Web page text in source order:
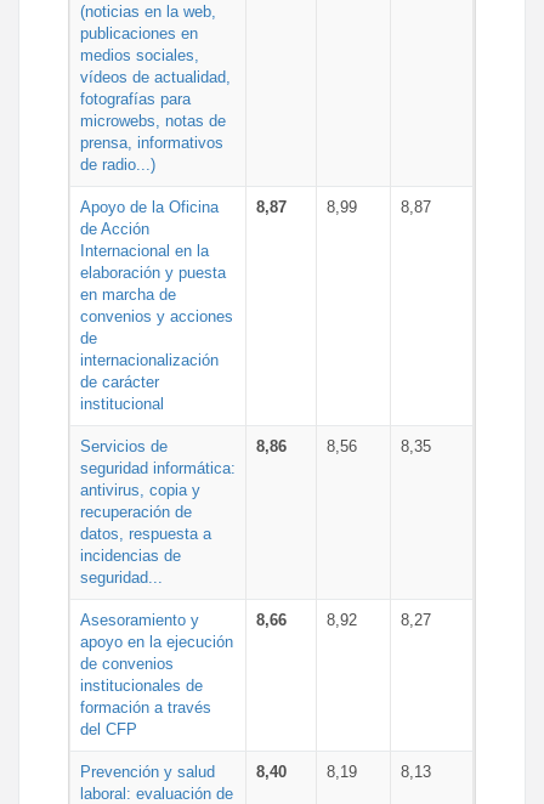
(noticias en la web,
publicaciones en
medios sociales,
vídeos de actualidad,
fotografías para
microwebs, notas de
prensa, informativos
de radio...)
Apoyo de la Oficina
de Acción
Internacional en la
elaboración y puesta
en marcha de
convenios y acciones
de
internacionalización
de carácter
institucional
8,87 8,99 8,87
Servicios de
seguridad informática:
antivirus, copia y
recuperación de
datos, respuesta a
incidencias de
seguridad...
8,86 8,56 8,35
Asesoramiento y
apoyo en la ejecución
de convenios
institucionales de
formación a través
del CFP
8,66 8,92 8,27
Prevención y salud
laboral: evaluación de
8,40 8,19 8,13